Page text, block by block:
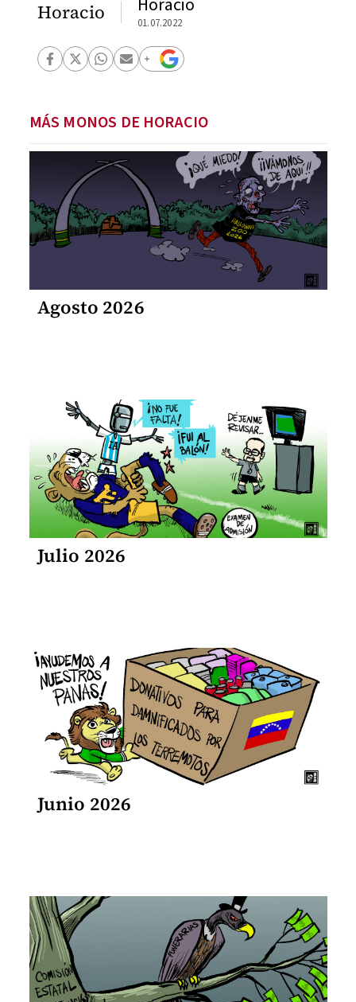
Horacio 01.07.2022
MÁS MONOS DE HORACIO
Agosto 2026
Julio 2026
Junio 2026